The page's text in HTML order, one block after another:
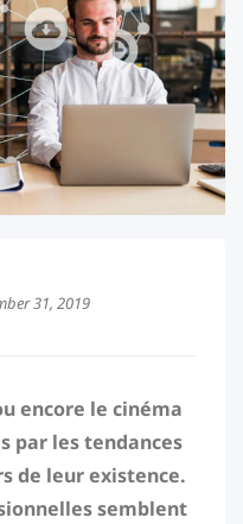
31, 2019
encore le cinéma
par les tendances
de leur existence.
semblent